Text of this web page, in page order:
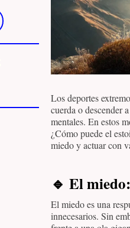
Los deportes
cuerda o descender
mentales. En estos
¿Cómo puede el
miedo y actuar con
🔹 El
El miedo es una
innecesarios. Sin